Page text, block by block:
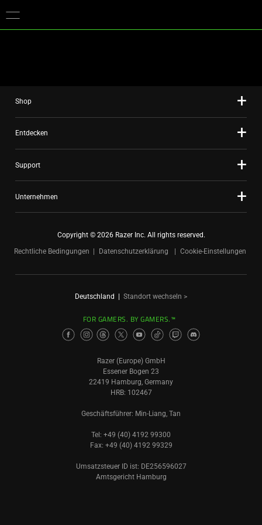
Shop
Entdecken
Support
Unternehmen
Copyright © 2026 Razer Inc. All rights reserved.
Rechtliche Bedingungen
Datenschutzerklärung Cookie-Einstellungen
Deutschland Standort wechseln >
FOR GAMERS. BY GAMERS.™
Razer (Europe) GmbH
Essener Bogen 23
22419 Hamburg, Germany
HRB: 102467
Geschäftsführer: Min-Liang, Tan
Tel: +49 (40) 4192 99300
Fax: +49 (40) 4192 99329
Umsatzsteuer ID ist: DE256596027
Amtsgericht Hamburg